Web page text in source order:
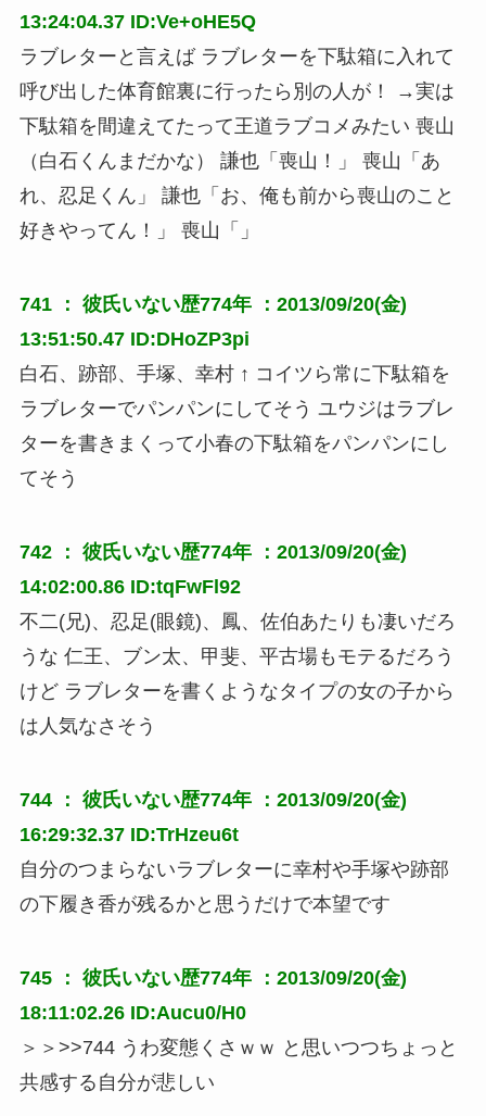
13:24:04.37 ID:Ve+oHE5Q
ラブレターと言えば ラブレターを下駄箱に入れて
呼び出した体育館裏に行ったら別の人が！ →実は
下駄箱を間違えてたって王道ラブコメみたい 喪山
（白石くんまだかな） 謙也「喪山！」 喪山「あ
れ、忍足くん」 謙也「お、俺も前から喪山のこと
好きやってん！」 喪山「」
741 ： 彼氏いない歴774年
：2013/09/20(金)
13:51:50.47 ID:DHoZP3pi
白石、跡部、手塚、幸村 ↑ コイツら常に下駄箱を
ラブレターでパンパンにしてそう ユウジはラブレ
ターを書きまくって小春の下駄箱をパンパンにし
てそう
742 ： 彼氏いない歴774年
：2013/09/20(金)
14:02:00.86 ID:tqFwFl92
不二(兄)、忍足(眼鏡)、鳳、佐伯あたりも凄いだろ
うな 仁王、ブン太、甲斐、平古場もモテるだろう
けど ラブレターを書くようなタイプの女の子から
は人気なさそう
744 ： 彼氏いない歴774年
：2013/09/20(金)
16:29:32.37 ID:TrHzeu6t
自分のつまらないラブレターに幸村や手塚や跡部
の下履き香が残るかと思うだけで本望です
745 ： 彼氏いない歴774年
：2013/09/20(金)
18:11:02.26 ID:Aucu0/H0
＞＞>>744 うわ変態くさｗｗ と思いつつちょっと
共感する自分が悲しい